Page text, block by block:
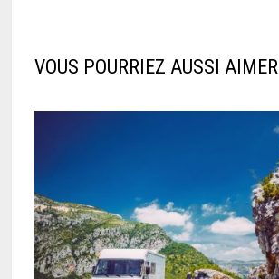
VOUS POURRIEZ AUSSI AIMER